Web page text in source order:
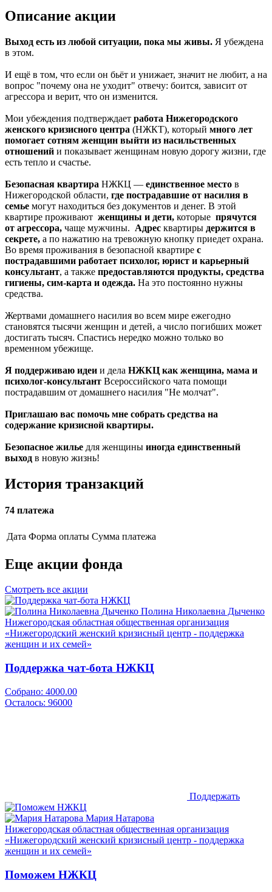
Описание акции
Выход есть из любой ситуации, пока мы живы. Я убеждена
в этом.
И ещё в том, что если он бьёт и унижает, значит не любит, а на
вопрос "почему она не уходит" отвечу: боится, зависит от
агрессора и верит, что он изменится.
Мои убеждения подтверждает работа Нижегородского
женского кризисного центра (НЖКТ), который много лет
помогает сотням женщин выйти из насильственных
отношений и показывает женщинам новую дорогу жизни, где
есть тепло и счастье.
Безопасная квартира НЖКЦ — единственное место в
Нижегородской области, где пострадавшие от насилия в
семье могут находиться без документов и денег. В этой
квартире проживают женщины и дети, которые прячутся
от агрессора, чаще мужчины. Адрес квартиры держится в
секрете, а по нажатию на тревожную кнопку приедет охрана.
Во время проживания в безопасной квартире с
пострадавшими работает психолог, юрист и карьерный
консультант, а также предоставляются продукты, средства
гигиены, сим-карта и одежда. На это постоянно нужны
средства.
Жертвами домашнего насилия во всем мире ежегодно
становятся тысячи женщин и детей, а число погибших может
достигать тысяч. Спастись нередко можно только во
временном убежище.
Я поддерживаю идеи и дела НЖКЦ как женщина, мама и
психолог-консультант Всероссийского чата помощи
пострадавшим от домашнего насилия "Не молчат".
Приглашаю вас помочь мне собрать средства на
содержание кризисной квартиры.
Безопасное жилье для женщины иногда единственный
выход в новую жизнь!
История транзакций
74 платежа
Дата Форма оплаты Сумма платежа
Еще акции фонда
Смотреть все акции
Полина Николаевна Дыченко
Нижегородская областная общественная организация
«Нижегородский женский кризисный центр - поддержка
женщин и их семей»
Поддержка чат-бота НЖКЦ
Собрано: 4000.00
Осталось: 96000
Поддержать
Мария Натарова
Нижегородская областная общественная организация
«Нижегородский женский кризисный центр - поддержка
женщин и их семей»
Поможем НЖКЦ